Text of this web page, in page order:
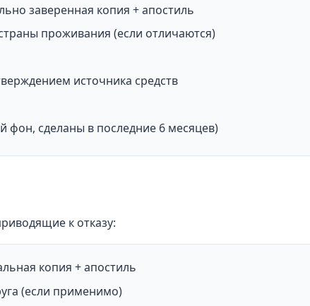
заверенная копия + апостиль
проживания (если отличаются)
источника средств
фон, сделаны в последние 6 месяцев)
к отказу:
копия + апостиль
(если применимо)